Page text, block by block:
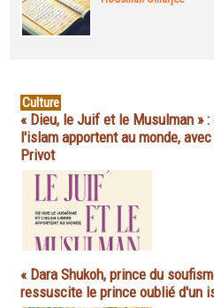
Culture
« Dieu, le Juif et le Musulman »
l'islam apportent au monde,
Privot
« Dara Shukoh, prince du
ressuscite le prince oublié d'un